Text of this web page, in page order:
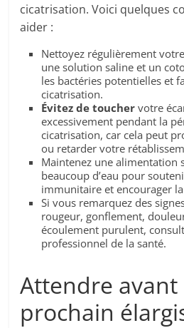
cicatrisation. Voici quelques
aider :
Nettoyez régulièrement
une solution saline et un
les bactéries potentielles et
cicatrisation.
Évitez de touchervotre
excessivement pendant la
cicatrisation, car cela peut
ou retarder votre
Maintenez une alimentation
beaucoup d’eau pour
immunitaire et encourager
Si vous remarquez des
rougeur, gonflement,
écoulement purulent,
professionnel de la santé.
Attendre avant
prochain